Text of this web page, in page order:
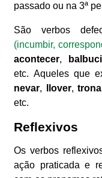
passado ou na 3ª
São verbos
(incumbir,
acontecer,
etc. Aqueles que
nevar, llover,
etc.
Reflexivos
Os verbos
ação praticada e